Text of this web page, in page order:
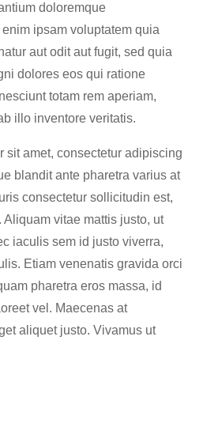
doloremque
ipsam voluptatem quia
aut odit aut fugit, sed quia
dolores eos qui ratione
totam rem aperiam,
illo inventore veritatis.
sit amet, consectetur adipiscing
blandit ante pharetra varius at
consectetur sollicitudin est,
vitae mattis justo, ut
iaculis sem id justo viverra,
Etiam venenatis gravida orci
pharetra eros massa, id
vel. Maecenas at
aliquet justo. Vivamus ut